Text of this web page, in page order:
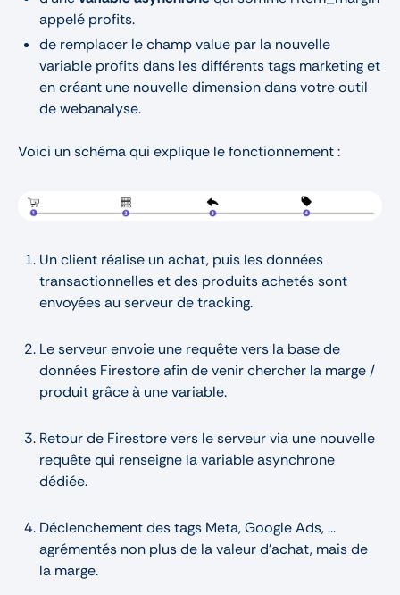
appelé profits.
de remplacer le champ value par la nouvelle
variable profits dans les différents tags marketing et
en créant une nouvelle dimension dans votre outil
de webanalyse.
Voici un schéma qui explique le fonctionnement :
Un client réalise un achat, puis les données
transactionnelles et des produits achetés sont
envoyées au serveur de tracking.
Le serveur envoie une requête vers la base de
données Firestore afin de venir chercher la marge /
produit grâce à une variable.
Retour de Firestore vers le serveur via une nouvelle
requête qui renseigne la variable asynchrone
dédiée.
Déclenchement des tags Meta, Google Ads, ...
agrémentés non plus de la valeur d’achat, mais de
la marge.